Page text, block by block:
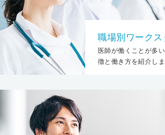
職場別ワーク
医師が働くことが多
徴と働き方を紹介しま